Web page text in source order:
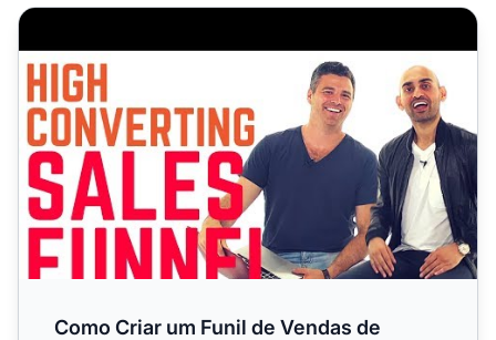
Como Criar um Funil de Vendas de Marketing de
Como Criar um Funil de Vendas de